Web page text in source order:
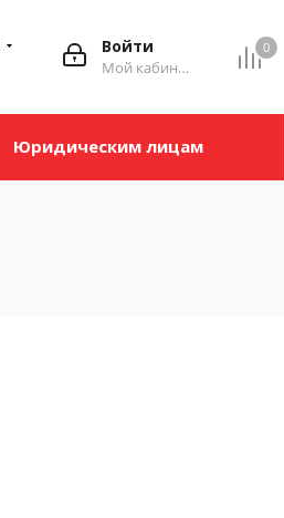
0
Войти
Мой кабинет
Юридическим лицам